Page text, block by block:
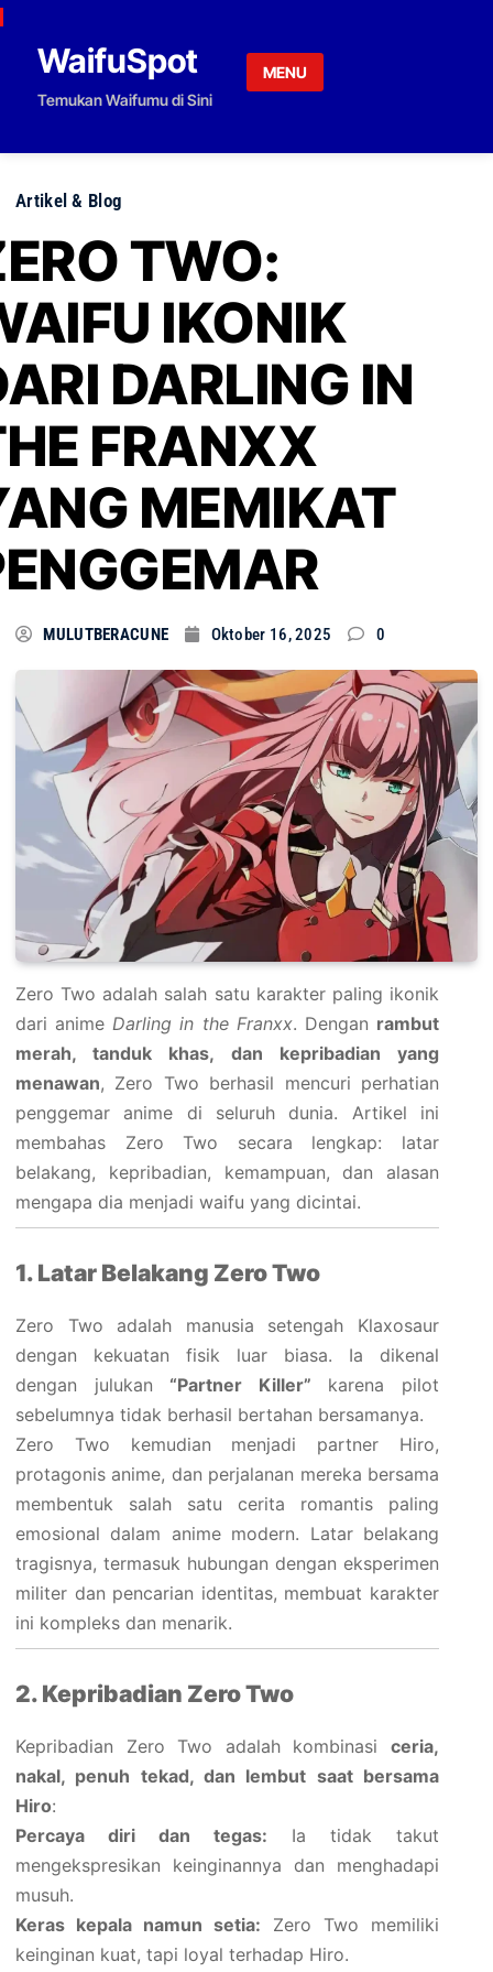
Skip to content
WaifuSpot
Temukan Waifumu di Sini
MENU
Artikel & Blog
TWO:
IKONIK
DARLING IN
FRANXX
MEMIKAT
MULUTBERACUNE Oktober 16, 2025 0
Zero Two adalah salah satu karakter paling ikonik
dari animeDarling in the Franxx. Dengan rambut
merah, tanduk khas, dan kepribadian yang
menawan, Zero Two berhasil mencuri perhatian
penggemar anime di seluruh dunia. Artikel ini
membahas Zero Two secara lengkap: latar
belakang, kepribadian, kemampuan, dan alasan
mengapa dia menjadi waifu yang dicintai.
1. Latar Belakang Zero Two
Zero Two adalah manusia setengah Klaxosaur
dengan kekuatan fisik luar biasa. Ia dikenal
dengan julukan “Partner Killer” karena pilot
sebelumnya tidak berhasil bertahan bersamanya.
Zero Two kemudian menjadi partner Hiro,
protagonis anime, dan perjalanan mereka bersama
membentuk salah satu cerita romantis paling
emosional dalam anime modern. Latar belakang
tragisnya, termasuk hubungan dengan eksperimen
militer dan pencarian identitas, membuat karakter
ini kompleks dan menarik.
2. Kepribadian Zero Two
Kepribadian Zero Two adalah kombinasi ceria,
nakal, penuh tekad, dan lembut saat bersama
Hiro:
Percaya diri dan tegas: Ia tidak takut
mengekspresikan keinginannya dan menghadapi
musuh.
Keras kepala namun setia: Zero Two memiliki
keinginan kuat, tapi loyal terhadap Hiro.